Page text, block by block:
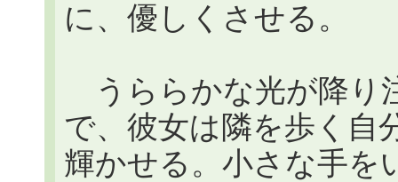
に、優しくさせる。
うららかな光が降り
で、彼女は隣を歩く自
輝かせる。小さな手を